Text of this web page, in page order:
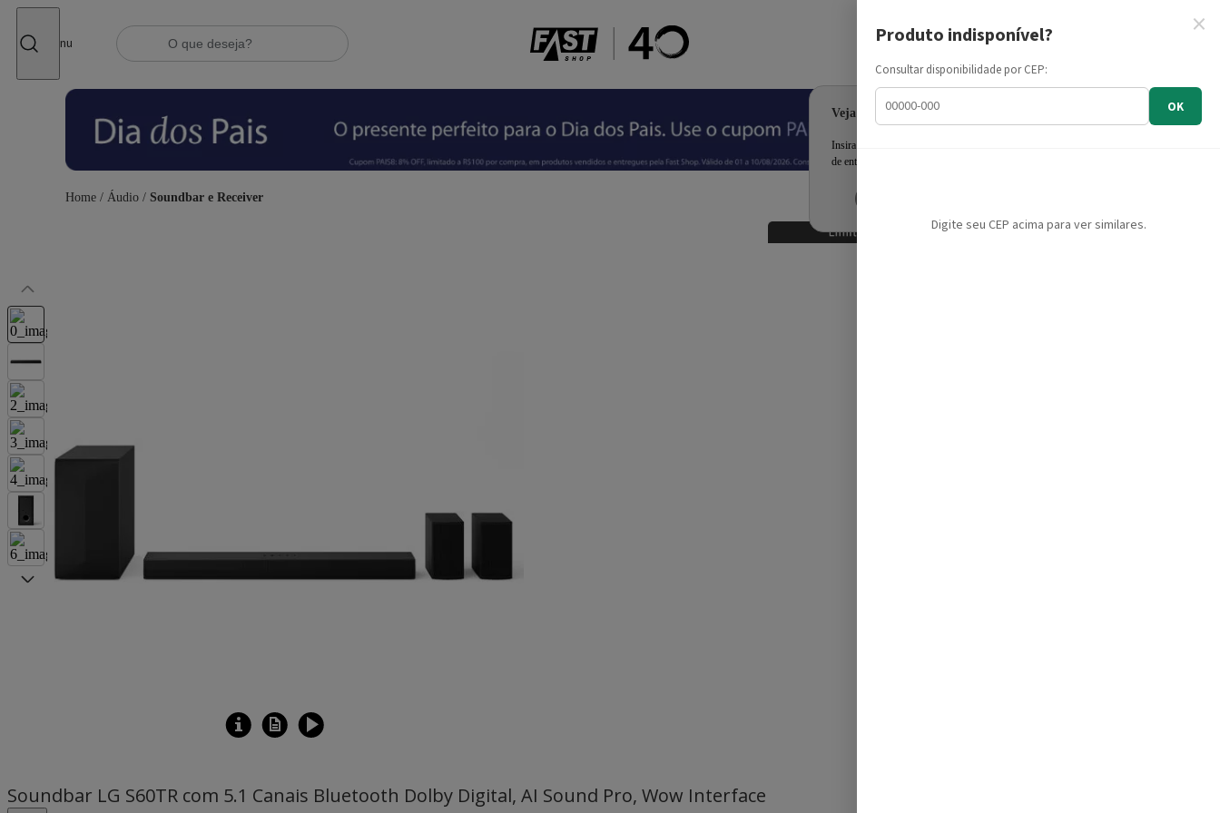
Menu
Informe seu CEP
Veja as ofertas para seu endereço!
Insira seu CEP e confira a disponibilidade dos produtos e prazo
de entrega.
Home / Áudio / Soundbar e Receiver
Soundbar LG S60TR com 5.1 Canais Bluetooth Dolby Digital, AI Sound Pro, Wow Interface
×
Produto indisponível?
Consultar disponibilidade por CEP:
OK
Digite seu CEP acima para ver similares.